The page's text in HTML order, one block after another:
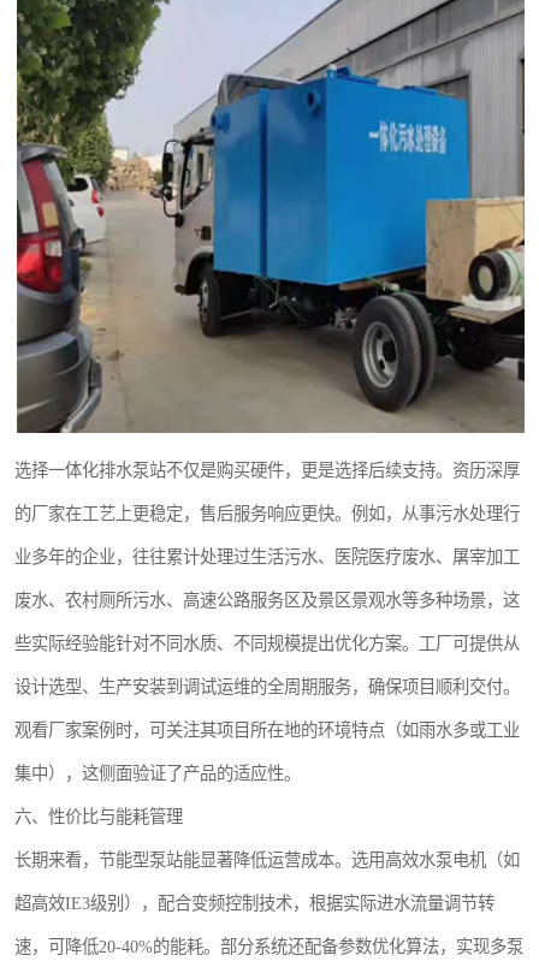
选择一体化排水泵站不仅是购买硬件，更是选择后续支持。资历深厚
的厂家在工艺上更稳定，售后服务响应更快。例如，从事污水处理行
业多年的企业，往往累计处理过生活污水、医院医疗废水、屠宰加工
废水、农村厕所污水、高速公路服务区及景区景观水等多种场景，这
些实际经验能针对不同水质、不同规模提出优化方案。工厂可提供从
设计选型、生产安装到调试运维的全周期服务，确保项目顺利交付。
观看厂家案例时，可关注其项目所在地的环境特点（如雨水多或工业
集中），这侧面验证了产品的适应性。
六、性价比与能耗管理
长期来看，节能型泵站能显著降低运营成本。选用高效水泵电机（如
超高效IE3级别），配合变频控制技术，根据实际进水流量调节转
速，可降低20-40%的能耗。部分系统还配备参数优化算法，实现多泵